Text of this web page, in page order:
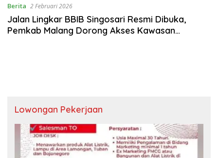
Berita 2 Februari 2026
Jalan Lingkar BBIB Singosari Resmi Dibuka,
Pemkab Malang Dorong Akses Kawasan
Lowongan Pekerjaan